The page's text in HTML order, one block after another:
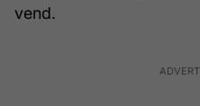
vend.